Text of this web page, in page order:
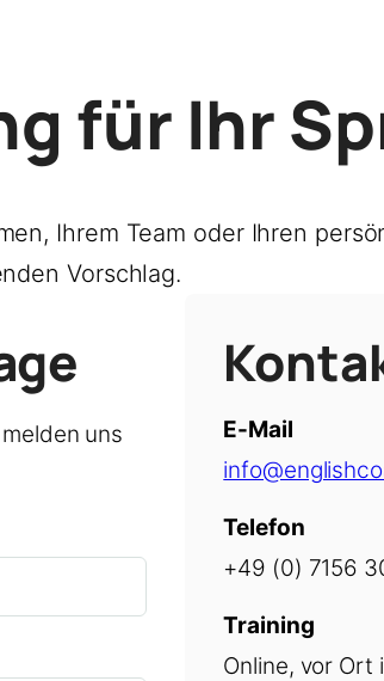
für Ihr
Ihrem Team oder Ihren
Vorschlag.
uns
E-Mail
Telefon
+49 (0) 7156
Training
Online, vor Ort